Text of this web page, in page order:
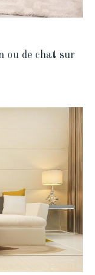
ou de chat sur